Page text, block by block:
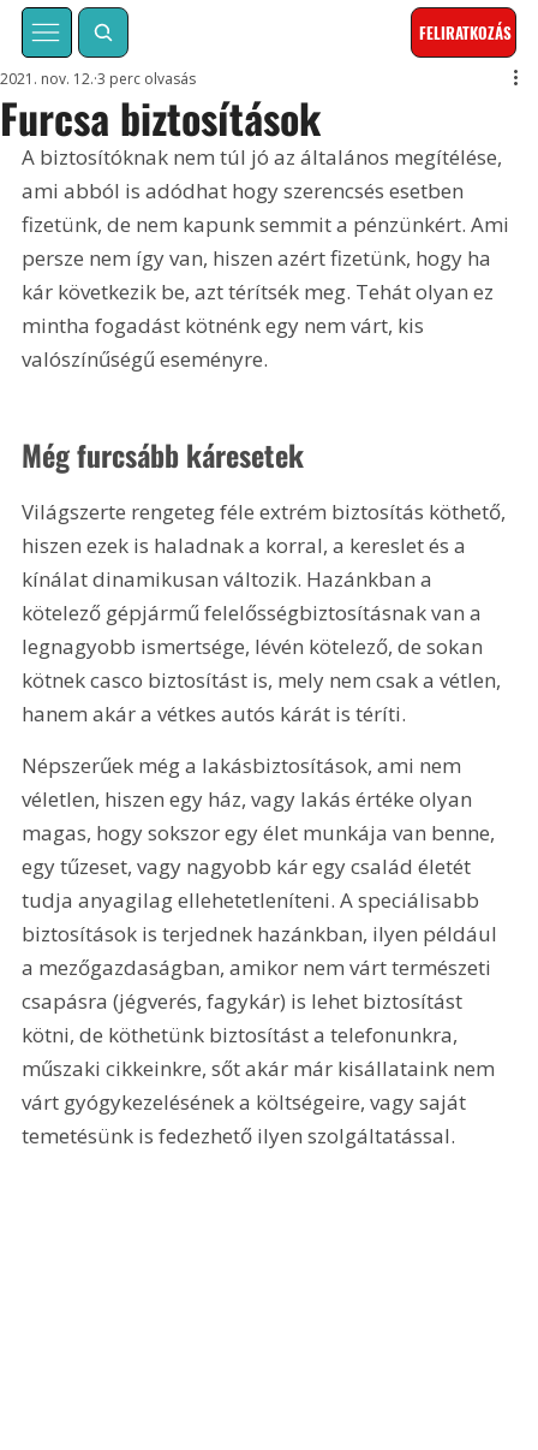
FELIRATKOZÁS
Furcsa biztosítások
2021. nov. 12. 3 perc olvasás
A biztosítóknak nem túl jó az általános megítélése,
ami abból is adódhat hogy szerencsés esetben
fizetünk, de nem kapunk semmit a pénzünkért. Ami
persze nem így van, hiszen azért fizetünk, hogy ha
kár következik be, azt térítsék meg. Tehát olyan ez
mintha fogadást kötnénk egy nem várt, kis
valószínűségű eseményre.
Még furcsább káresetek
Világszerte rengeteg féle extrém biztosítás köthető,
hiszen ezek is haladnak a korral, a kereslet és a
kínálat dinamikusan változik. Hazánkban a
kötelező gépjármű felelősségbiztosításnak van a
legnagyobb ismertsége, lévén kötelező, de sokan
kötnek casco biztosítást is, mely nem csak a vétlen,
hanem akár a vétkes autós kárát is téríti.
Népszerűek még a lakásbiztosítások, ami nem
véletlen, hiszen egy ház, vagy lakás értéke olyan
magas, hogy sokszor egy élet munkája van benne,
egy tűzeset, vagy nagyobb kár egy család életét
tudja anyagilag ellehetetleníteni. A speciálisabb
biztosítások is terjednek hazánkban, ilyen például
a mezőgazdaságban, amikor nem várt természeti
csapásra (jégverés, fagykár) is lehet biztosítást
kötni, de köthetünk biztosítást a telefonunkra,
műszaki cikkeinkre, sőt akár már kisállataink nem
várt gyógykezelésének a költségeire, vagy saját
temetésünk is fedezhető ilyen szolgáltatással.